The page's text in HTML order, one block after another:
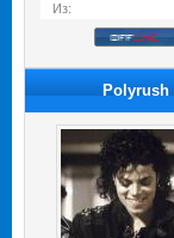
Из:
Polyrush